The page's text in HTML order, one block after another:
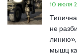
10 июля
не
линию»,
мышц